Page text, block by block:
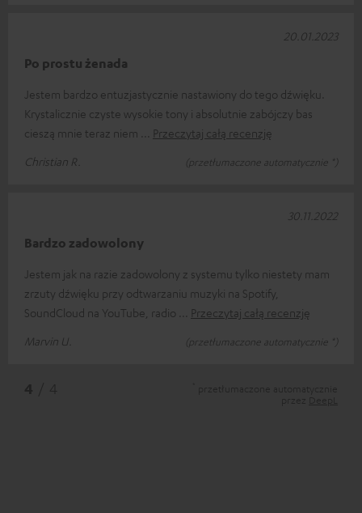
Po prostu żenada
Jestem bardzo entuzjastycznie nastawiony do tego dźwięku.
Krystalicznie czyste wysokie tony i absolutnie zabójczy bas
cieszą mnie teraz niem
Przeczytaj całą recenzję
Christian R.
(przetłumaczone automatycznie *)
20.01.2023
Bardzo zadowolony
Jestem jak na razie zadowolony z systemu tylko niestety mam
zrzuty dźwięku przy odtwarzaniu muzyki na Spotify,
SoundCloud na YouTube, radio
Przeczytaj całą recenzję
Marvin U.
(przetłumaczone automatycznie *)
30.11.2022